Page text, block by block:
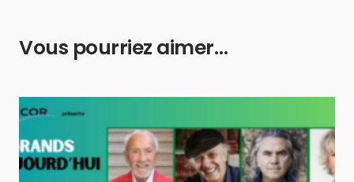
Vous pourriez aimer…